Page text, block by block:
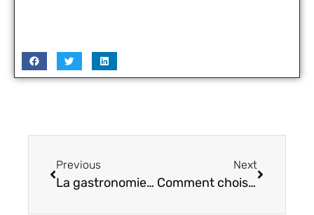
Previous
La gastronomie: un sujet qui passionne tout le monde
Next
Comment choisir une agence SEO?